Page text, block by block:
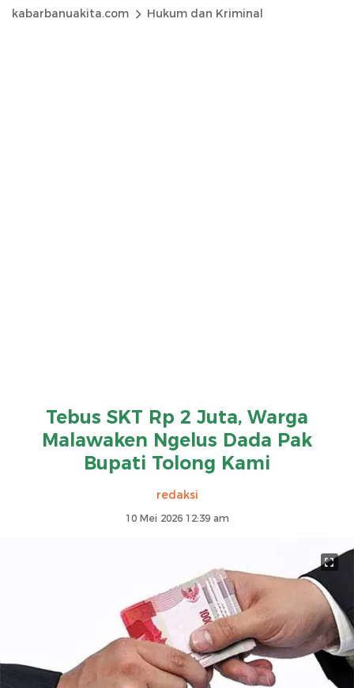
kabarbanuakita.com Hukum dan Kriminal
Tebus SKT Rp 2 Juta, Warga
Malawaken Ngelus Dada Pak
Bupati Tolong Kami
redaksi
10 Mei 2026 12:39 am